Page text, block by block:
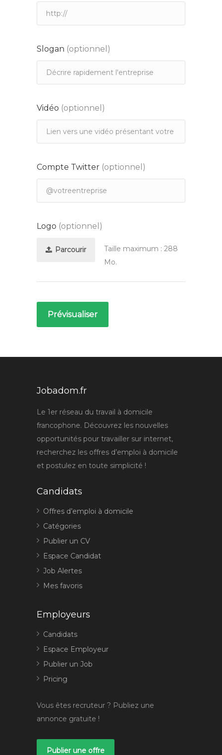
Slogan (optionnel)
Vidéo (optionnel)
Compte Twitter (optionnel)
Logo (optionnel)
Parcourir
Taille maximum : 288
Mo.
Jobadom.fr
Le 1er réseau du travail à domicile
francophone. Découvrez les nouvelles
opportunités pour travailler sur internet,
recherchez les offres d’emploi à domicile
et postulez en toute simplicité !
Candidats
Offres d’emploi à domicile
Catégories
Publier un CV
Espace Candidat
Job Alertes
Mes favoris
Employeurs
Candidats
Espace Employeur
Publier un Job
Pricing
Vous êtes recruteur ? Publiez une
annonce gratuite !
Publier une offre